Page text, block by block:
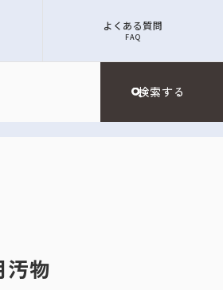
よくある質問
FAQ
物